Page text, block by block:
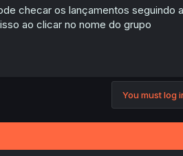
checar os lançamentos seguindo
ao clicar no nome do grupo
You must log